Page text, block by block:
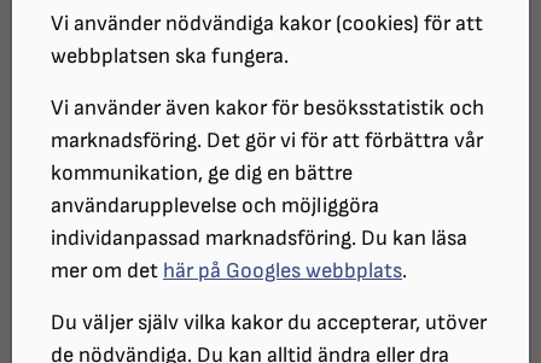
Vi använder nödvändiga kakor (cookies) för att
webbplatsen ska fungera.
Vi använder även kakor för besöksstatistik och
marknadsföring. Det gör vi för att förbättra vår
kommunikation, ge dig en bättre
användarupplevelse och möjliggöra
individanpassad marknadsföring. Du kan läsa
mer om det här på Googles webbplats.
Du väljer själv vilka kakor du accepterar, utöver
de nödvändiga. Du kan alltid ändra eller dra
Kongressen är SRF:s högst beslutande organ och den
instans som kan besluta om ändringar i stadgarna.